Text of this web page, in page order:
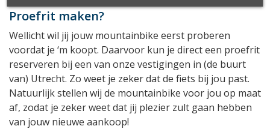
Proefrit maken?
Wellicht wil jij jouw mountainbike eerst proberen
voordat je ‘m koopt. Daarvoor kun je direct een proefrit
reserveren bij een van onze vestigingen in (de buurt
van) Utrecht. Zo weet je zeker dat de fiets bij jou past.
Natuurlijk stellen wij de mountainbike voor jou op maat
af, zodat je zeker weet dat jij plezier zult gaan hebben
van jouw nieuwe aankoop!